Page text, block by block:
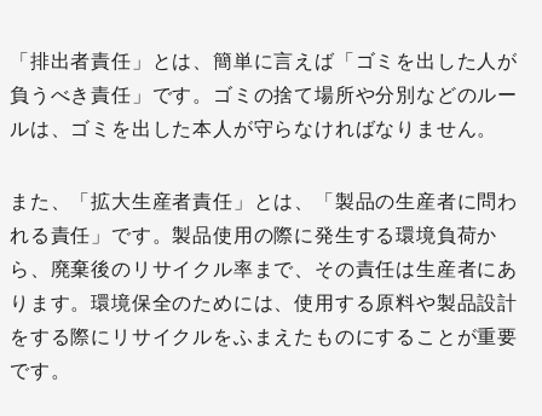
「排出者責任」とは、簡単に言えば「ゴミを出した人が
負うべき責任」です。ゴミの捨て場所や分別などのルー
ルは、ゴミを出した本人が守らなければなりません。
また、「拡大生産者責任」とは、「製品の生産者に問わ
れる責任」です。製品使用の際に発生する環境負荷か
ら、廃棄後のリサイクル率まで、その責任は生産者にあ
ります。環境保全のためには、使用する原料や製品設計
をする際にリサイクルをふまえたものにすることが重要
です。